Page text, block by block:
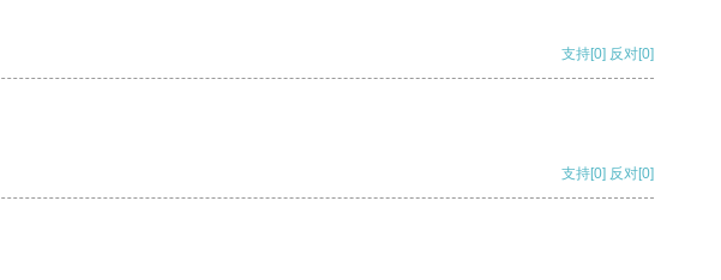
支持[0] 反对[0]
支持[0] 反对[0]